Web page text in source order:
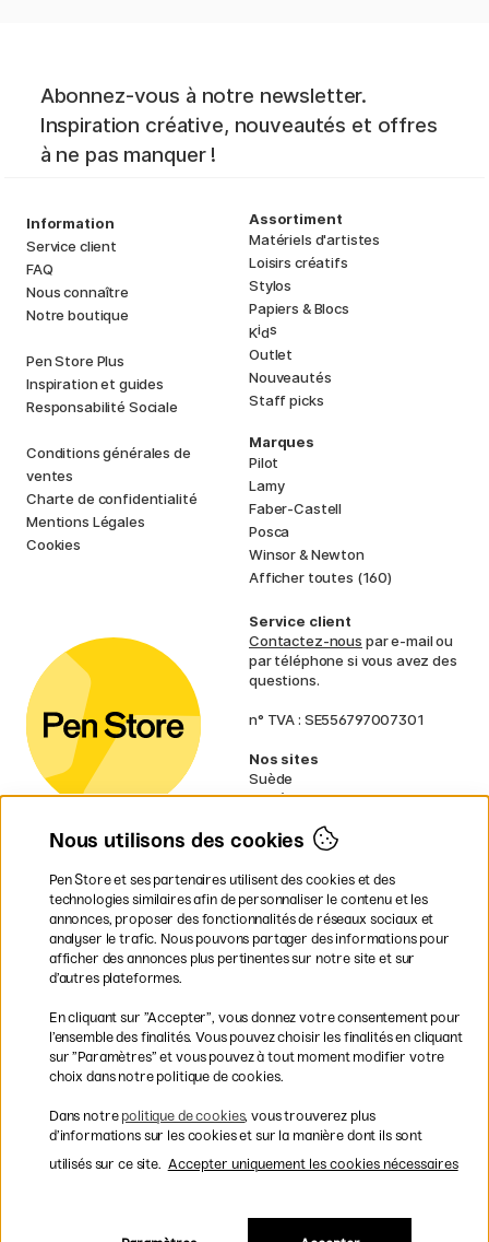
Abonnez-vous à notre newsletter.
Inspiration créative, nouveautés et offres
à ne pas manquer !
Information
Service client
FAQ
Nous connaître
Notre boutique
Pen Store Plus
Inspiration et guides
Responsabilité Sociale
Conditions générales de
ventes
Charte de confidentialité
Mentions Légales
Cookies
Assortiment
Matériels d'artistes
Loisirs créatifs
Stylos
Papiers & Blocs
Kids
Outlet
Nouveautés
Staff picks
Marques
Pilot
Lamy
Faber-Castell
Posca
Winsor & Newton
Afficher toutes (160)
Service client
Contactez-nous par e-mail ou
par téléphone si vous avez des
questions.
n° TVA : SE556797007301
Nos sites
Suède
Norvège
Finlande
Irlande
Pays-Bas
Royaume-Uni
UE
volumineux.
Les modes de paiement
Nous utilisons des cookies
Pen Store et ses partenaires utilisent des cookies et des
technologies similaires afin de personnaliser le contenu et les
annonces, proposer des fonctionnalités de réseaux sociaux et
analyser le trafic. Nous pouvons partager des informations pour
afficher des annonces plus pertinentes sur notre site et sur
d’autres plateformes.
En cliquant sur ”Accepter”, vous donnez votre consentement pour
l’ensemble des finalités. Vous pouvez choisir les finalités en cliquant
sur ”Paramètres” et vous pouvez à tout moment modifier votre
choix dans notre politique de cookies.
Dans notre politique de cookies, vous trouverez plus
d’informations sur les cookies et sur la manière dont ils sont
utilisés sur ce site. Accepter uniquement les cookies nécessaires